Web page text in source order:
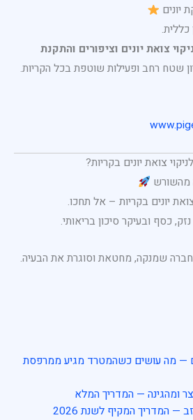
— מה עושים כשהמטרד מגיע ממרפסת
ומהגינה — המדריך המלא
— המדריך המקיף לשנת 2026
יונים
כללית.
צואת יונים וציפורים והתקנת
שטח רחב ופעילות שוטפת בכל הקריות.
צואת יונים בקריות?
מהשורש
יונים בקריות – אל תחכו.
כסף ובעיקר סיכון בריאותי.
שמנקה, מחטאת וסוגרת את הבעיה.